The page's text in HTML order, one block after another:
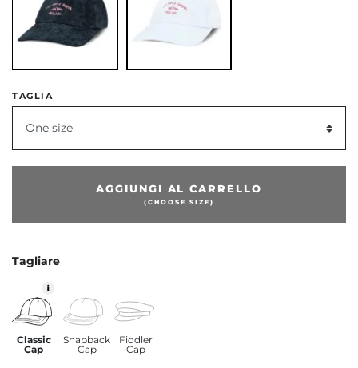
TAGLIA
One size
AGGIUNGI AL CARRELLO
(CHOOSE SIZE)
Tagliare
Classic
Cap
Snapback
Cap
Fiddler
Cap